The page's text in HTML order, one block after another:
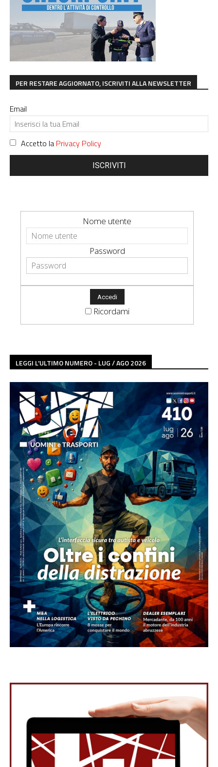
PER RESTARE AGGIORNATO, ISCRIVITI ALLA NEWSLETTER
Email
Accetto la Privacy Policy
ISCRIVITI
Nome utente
Password
Ricordami
LEGGI L'ULTIMO NUMERO - LUG / AGO 2026